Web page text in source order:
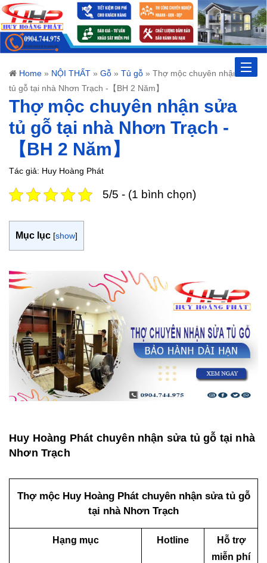
Toggle
Home » NỘI THẤT » Gỗ » Tủ gỗ » Thợ mộc chuyên nhận sửa
tủ gỗ tại nhà Nhơn Trạch -【BH 2 Năm】
Thợ mộc chuyên nhận sửa
tủ gỗ tại nhà Nhơn Trạch -
【BH 2 Năm】
Tác giả: Huy Hoàng Phát
5/5 - (1 bình chọn)
Mục lục [show]
Huy Hoàng Phát chuyên nhận sửa tủ gỗ tại nhà
Nhơn Trạch
Thợ mộc Huy Hoàng Phát chuyên nhận sửa tủ gỗ
tại nhà Nhơn Trạch
Hạng mục Hotline
Hỗ trợ
miễn phí